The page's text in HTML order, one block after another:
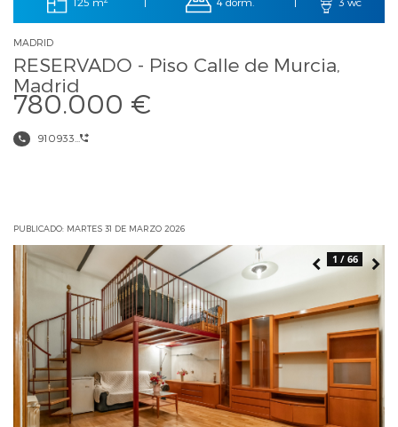
MADRID
RESERVADO - Piso Calle de Murcia,
Madrid
780.000 €
910933...
PUBLICADO: MARTES 31 DE MARZO 2026
1 / 66